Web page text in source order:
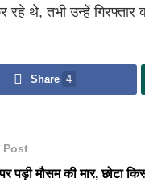
रहे थे, तभी उन्हें गिरफ्तार
Share 4
Post
पड़ी मौसम की मार, छोटा